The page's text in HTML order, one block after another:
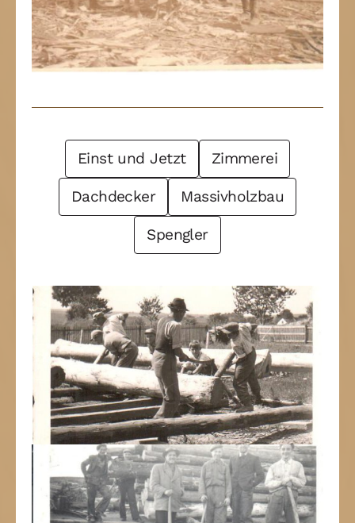
Post FilterEinst und Jetzt Zimmerei
Dachdecker Massivholzbau
Spengler